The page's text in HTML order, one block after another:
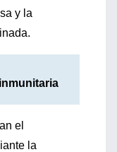
y la
el
la